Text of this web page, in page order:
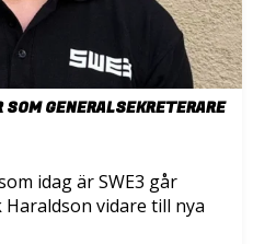
GENERALSEKRETERARE
idag är SWE3 går
vidare till nya